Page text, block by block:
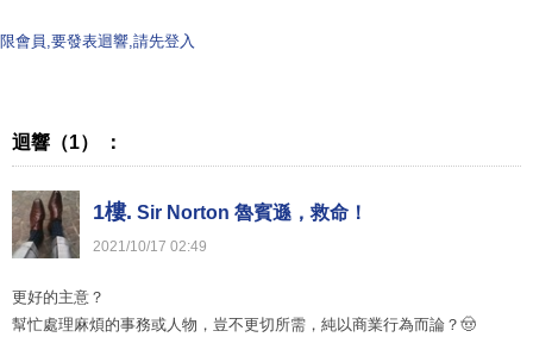
限會員,要發表迴響,請先登入
迴響（1） ：
1樓. Sir Norton 魯賓遜，救命！
2021/10/17 02:49
更好的主意？
幫忙處理麻煩的事務或人物，豈不更切所需，純以商業行為而論？🤠